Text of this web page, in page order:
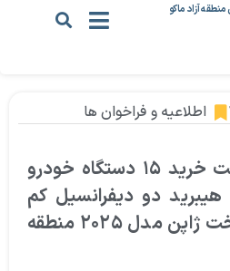
آزاد ماکو
اطلاعیه و فراخوان ها
فراخوان عمومي نوبت خرید ۱۵ دستگاه خودرو
هیبرید دو دیفرانسیل کم
آپشن سفید رنگ ساخت ژاپن مدل ۲۰۲۵ منطقه